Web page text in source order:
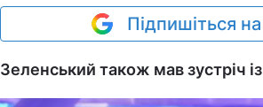
Підпишіться
Зеленський також мав зустріч